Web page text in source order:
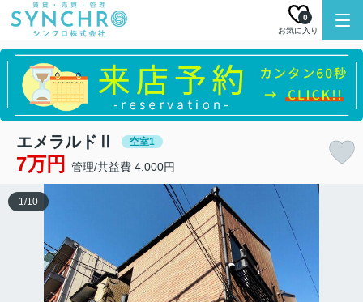
お気に入り
0
エメラルドⅡ 空室1
7万円 管理/共益費 4,000円
1 /10